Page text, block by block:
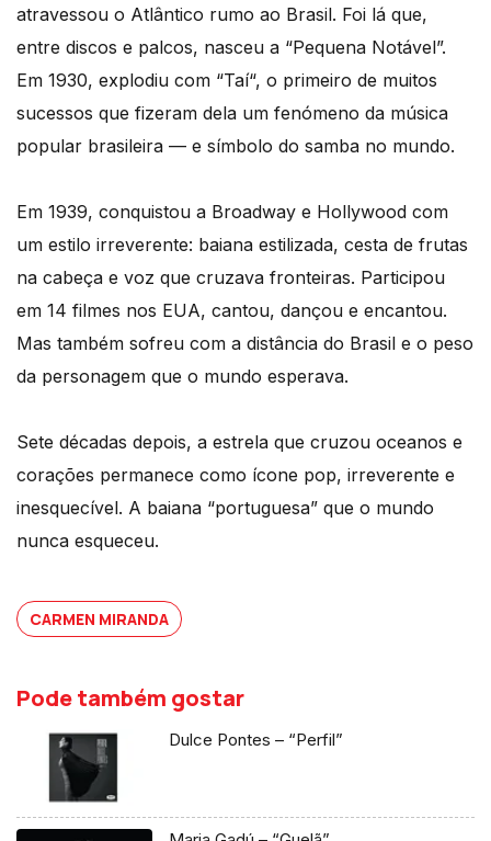
atravessou o Atlântico rumo ao Brasil. Foi lá que,
entre discos e palcos, nasceu a “Pequena Notável”.
Em 1930, explodiu com “Taí“, o primeiro de muitos
sucessos que fizeram dela um fenómeno da música
popular brasileira — e símbolo do samba no mundo.
Em 1939, conquistou a Broadway e Hollywood com
um estilo irreverente: baiana estilizada, cesta de frutas
na cabeça e voz que cruzava fronteiras. Participou
em 14 filmes nos EUA, cantou, dançou e encantou.
Mas também sofreu com a distância do Brasil e o peso
da personagem que o mundo esperava.
Sete décadas depois, a estrela que cruzou oceanos e
corações permanece como ícone pop, irreverente e
inesquecível. A baiana “portuguesa” que o mundo
nunca esqueceu.
CARMEN MIRANDA
Pode também gostar
Dulce Pontes – “Perfil”